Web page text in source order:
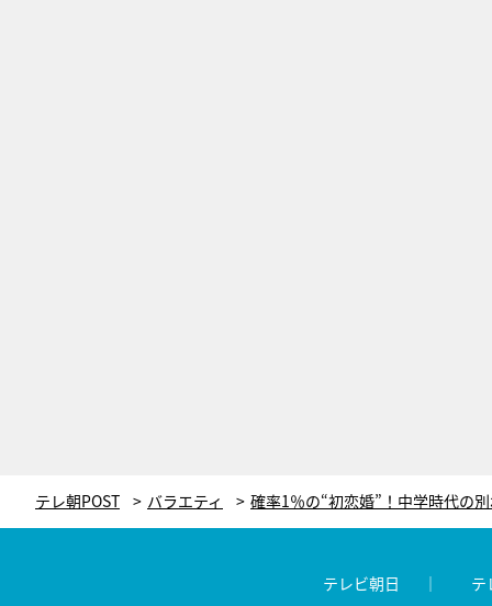
テレ朝POST バラエティ
テレビ朝日 テ